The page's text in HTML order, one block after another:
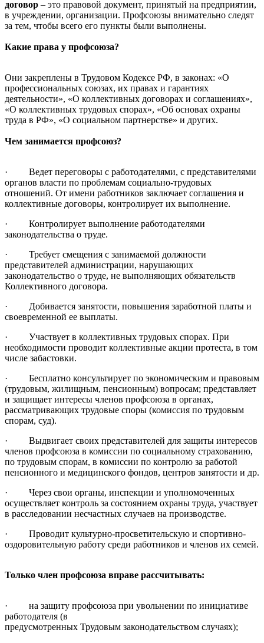
договор – это правовой документ, принятый на предприятии,
в учреждении, организации. Профсоюзы внимательно следят
за тем, чтобы всего его пункты были выполнены.
Какие права у профсоюза?
Они закреплены в Трудовом Кодексе РФ, в законах: «О
профессиональных союзах, их правах и гарантиях
деятельности», «О коллективных договорах и соглашениях»,
«О коллективных трудовых спорах», «Об основах охраны
труда в РФ», «О социальном партнерстве» и других.
Чем занимается профсоюз?
· Ведет переговоры с работодателями, с представителями
органов власти по проблемам социально-трудовых
отношений. От имени работников заключает соглашения и
коллективные договоры, контролирует их выполнение.
· Контролирует выполнение работодателями
законодательства о труде.
· Требует смещения с занимаемой должности
представителей администрации, нарушающих
законодательство о труде, не выполняющих обязательств
Коллективного договора.
· Добивается занятости, повышения заработной платы и
своевременной ее выплаты.
· Участвует в коллективных трудовых спорах. При
необходимости проводит коллективные акции протеста, в том
числе забастовки.
· Бесплатно консультирует по экономическим и правовым
(трудовым, жилищным, пенсионным) вопросам; представляет
и защищает интересы членов профсоюза в органах,
рассматривающих трудовые споры (комиссия по трудовым
спорам, суд).
· Выдвигает своих представителей для защиты интересов
членов профсоюза в комиссии по социальному страхованию,
по трудовым спорам, в комиссии по контролю за работой
пенсионного и медицинского фондов, центров занятости и др.
· Через свои органы, инспекции и уполномоченных
осуществляет контроль за состоянием охраны труда, участвует
в расследовании несчастных случаев на производстве.
· Проводит культурно-просветительскую и спортивно-
оздоровительную работу среди работников и членов их семей.
Только член профсоюза вправе рассчитывать:
· на защиту профсоюза при увольнении по инициативе
работодателя (в
предусмотренных Трудовым законодательством случаях);